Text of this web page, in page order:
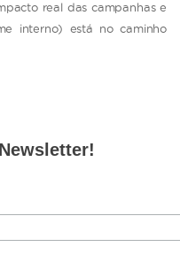
real das campanhas e
interno) está no caminho